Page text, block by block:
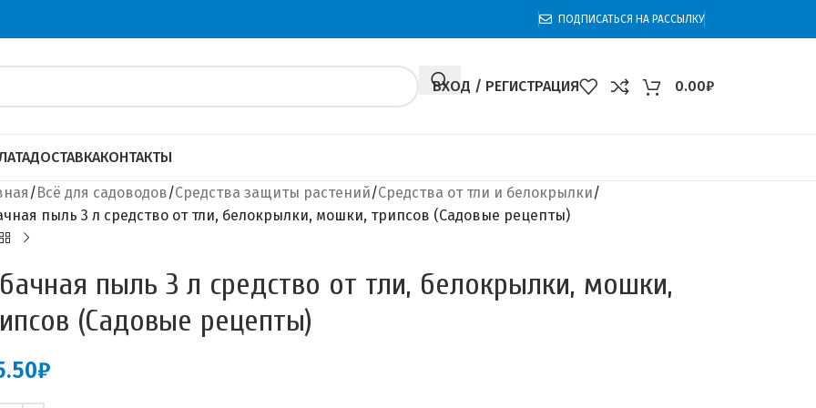
ПОДПИСАТЬСЯ НА РАССЫЛКУ
ВХОД / РЕГИСТРАЦИЯ 0.00₽
ДОСТАВКАКОНТАКТЫ
Всё для садоводов Средства защиты растений Средства от тли и белокрылки
пыль 3 л средство от тли, белокрылки, мошки, трипсов (Садовые рецепты)
пыль 3 л средство от тли, белокрылки, мошки,
(Садовые рецепты)
₽